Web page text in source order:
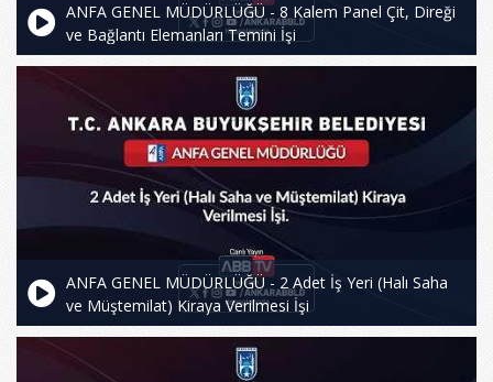
ANFA GENEL MÜDÜRLÜĞÜ - 8 Kalem Panel Çit, Direği
ve Bağlantı Elemanları Temini İşi
ANFA GENEL MÜDÜRLÜĞÜ - 2 Adet İş Yeri (Halı Saha
ve Müştemilat) Kiraya Verilmesi İşi